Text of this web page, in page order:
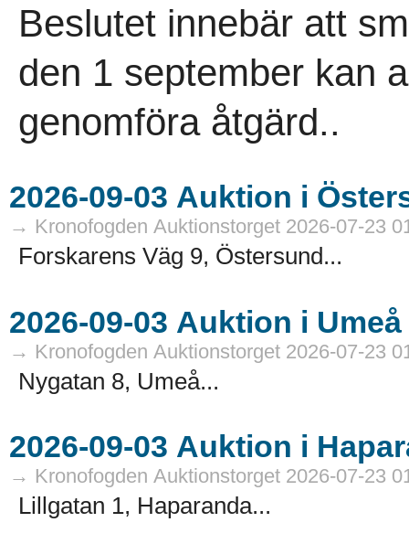
Beslutet innebär att
den 1 september kan
genomföra åtgärd..
→ Kronofogden Auktionstorget 2026-07-23
Forskarens Väg 9, Östersund...
→ Kronofogden Auktionstorget 2026-07-23
Nygatan 8, Umeå...
→ Kronofogden Auktionstorget 2026-07-23
Lillgatan 1, Haparanda...